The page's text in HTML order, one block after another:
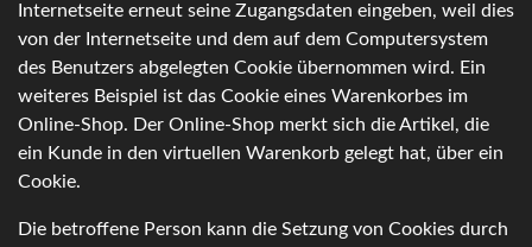
Internetseite erneut seine Zugangsdaten eingeben, weil dies
von der Internetseite und dem auf dem Computersystem
des Benutzers abgelegten Cookie übernommen wird. Ein
weiteres Beispiel ist das Cookie eines Warenkorbes im
Online-Shop. Der Online-Shop merkt sich die Artikel, die
ein Kunde in den virtuellen Warenkorb gelegt hat, über ein
Cookie.
Die betroffene Person kann die Setzung von Cookies durch